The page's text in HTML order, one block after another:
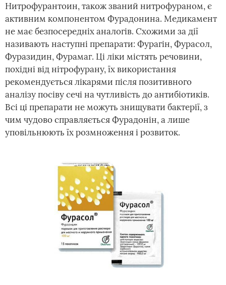
Нитрофурантоин, також званий нитрофураном, є
активним компонентом Фурадонина. Медикамент
не має безпосередніх аналогів. Схожими за дії
називають наступні препарати: Фурагін, Фурасол,
Фуразидин, Фурамаг. Ці ліки містять речовини,
похідні від нітрофурану, їх використання
рекомендується лікарями після позитивного
аналізу посіву сечі на чутливість до антибіотиків.
Всі ці препарати не можуть знищувати бактерії, з
чим чудово справляється Фурадонін, а лише
уповільнюють їх розмноження і розвиток.